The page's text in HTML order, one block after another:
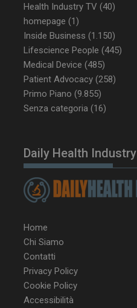
Health Industry TV (40)
homepage (1)
Inside Business (1.150)
Lifescience People (445)
Medical Device (485)
Patient Advocacy (258)
Primo Piano (9.855)
Senza categoria (16)
Daily Health Industry
Home
Chi Siamo
Contatti
Privacy Policy
Cookie Policy
Accessibilità